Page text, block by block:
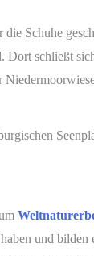
die Schuhe
schließt
und